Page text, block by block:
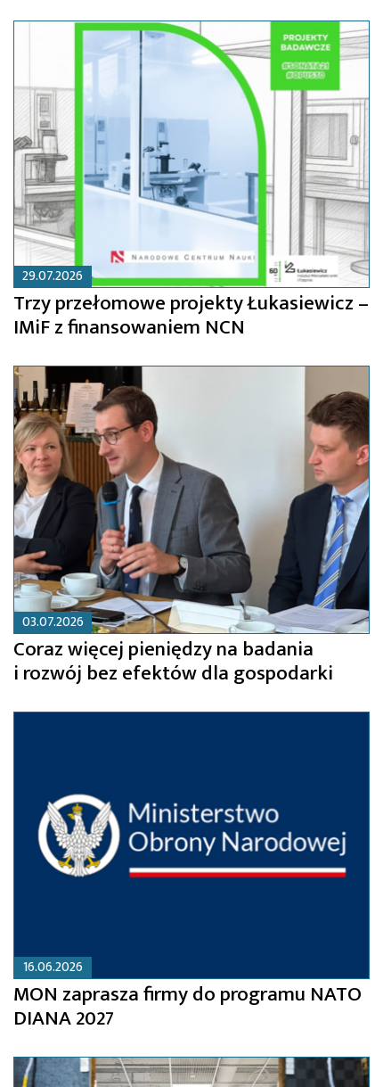
29.07.2026
Trzy przełomowe projekty Łukasiewicz –
IMiF z finansowaniem NCN
03.07.2026
Coraz więcej pieniędzy na badania
i rozwój bez efektów dla gospodarki
16.06.2026
MON zaprasza firmy do programu NATO
DIANA 2027